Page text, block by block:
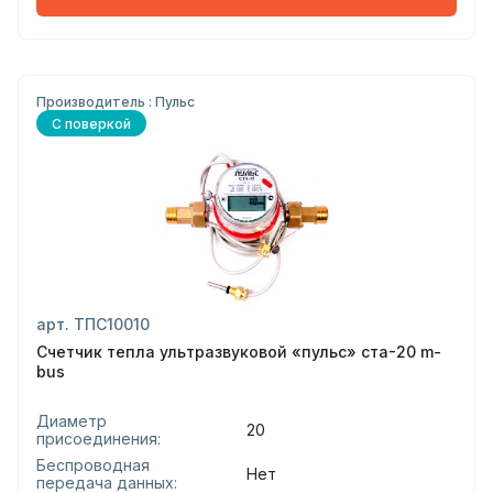
Производитель : Пульс
С поверкой
арт. ТПС10010
Счетчик тепла ультразвуковой «пульс» ста-20 m-
bus
Диаметр
присоединения:
20
Беспроводная
передача данных:
Нет